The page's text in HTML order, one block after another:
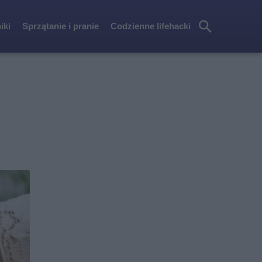
Sprzątanie i pranie Codzienne lifehacki
kaj